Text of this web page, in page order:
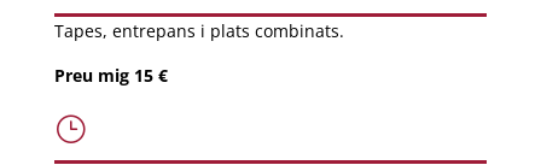
Tapes, entrepans i plats combinats.
Preu mig 15 €
}